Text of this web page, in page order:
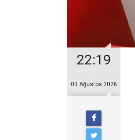
22:19
03 Ağustos 2026